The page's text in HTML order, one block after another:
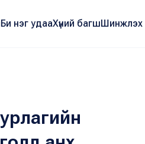
Би нэг удааХүний багшШинжлэх